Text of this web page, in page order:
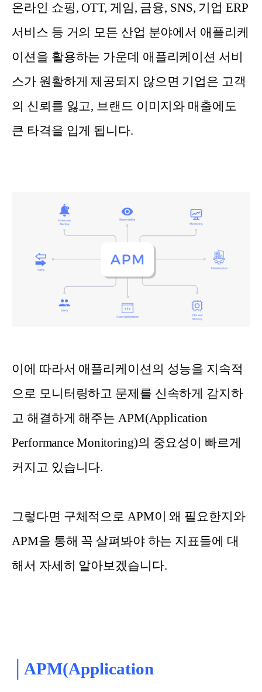
온라인 쇼핑, OTT, 게임, 금융, SNS, 기업 ERP
서비스 등 거의 모든 산업 분야에서 애플리케
이션을 활용하는 가운데 애플리케이션 서비
스가 원활하게 제공되지 않으면 기업은 고객
의 신뢰를 잃고, 브랜드 이미지와 매출에도
큰 타격을 입게 됩니다.
이에 따라서 애플리케이션의 성능을 지속적
으로 모니터링하고 문제를 신속하게 감지하
고 해결하게 해주는 APM(Application
Performance Monitoring)의 중요성이 빠르게
커지고 있습니다.
그렇다면 구체적으로 APM이 왜 필요한지와
APM을 통해 꼭 살펴봐야 하는 지표들에 대
해서 자세히 알아보겠습니다.
│APM(Application